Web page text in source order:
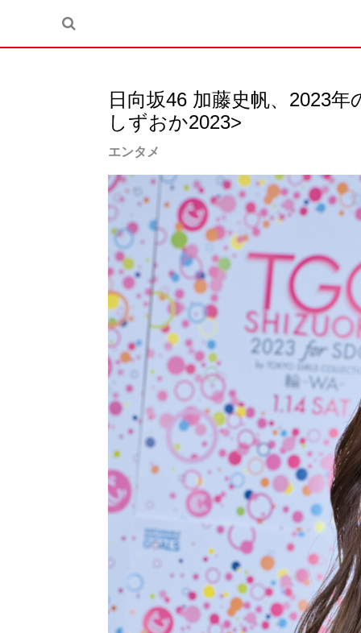
日向坂46 加藤史帆、2023
しずおか2023>
エンタメ